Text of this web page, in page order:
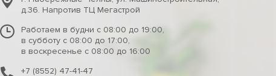
д.36. Напротив ТЦ Мегастрой
Работаем в будни с 08:00 до 19:00,
в субботу с 08:00 до 17:00,
в воскресенье с 08:00 до 16:00
+7 (8552) 47-41-47